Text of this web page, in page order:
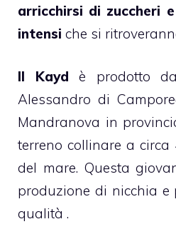
arricchirsi di zuccheri
intensi che si
Il Kayd è prodotto
Alessandro di
Mandranova in
terreno collinare a
del mare. Questa
produzione di nicchia
qualità .